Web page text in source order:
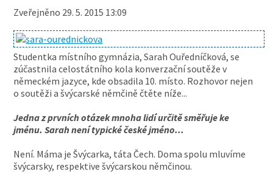
Zveřejněno 29. 5. 2015 13:09
Studentka místního gymnázia, Sarah Ouředníčková, se
zúčastnila celostátního kola konverzační soutěže v
německém jazyce, kde obsadila 10. místo. Rozhovor nejen
o soutěži a švýcarské němčině čtěte níže...
Jedna z prvních otázek mnoha lidí určitě směřuje ke
jménu. Sarah není typické české jméno...
Není. Máma je Švýcarka, táta Čech. Doma spolu mluvíme
švýcarsky, respektive švýcarskou němčinou.